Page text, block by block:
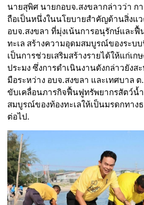
นายสุพิศ นายกอบจ.สงขลากล่าวว่า ก
ถือเป็นหนึ่งในนโยบายสำคัญด้านสิ่งแ
อบจ.สงขลา ที่มุ่งเน้นการอนุรักษ์และฟื้
ทะเล สร้างความอุดมสมบูรณ์ของระบบ
เป็นการช่วยเสริมสร้างรายได้ให้แก่เก
ประมง ซึ่งการดำเนินงานดังกล่าวยังส
มือระหว่าง อบจ.สงขลา และเทศบาล ต
ขับเคลื่อนภารกิจฟื้นฟูทรัพยากรสัตว์น้
สมบูรณ์ของท้องทะเลให้เป็นมรดกทา
ต่อไป.